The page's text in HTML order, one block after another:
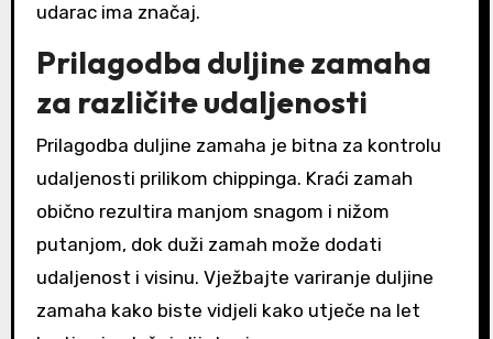
udarac ima značaj.
Prilagodba duljine zamaha
za različite udaljenosti
Prilagodba duljine zamaha je bitna za kontrolu
udaljenosti prilikom chippinga. Kraći zamah
obično rezultira manjom snagom i nižom
putanjom, dok duži zamah može dodati
udaljenost i visinu. Vježbajte variranje duljine
zamaha kako biste vidjeli kako utječe na let